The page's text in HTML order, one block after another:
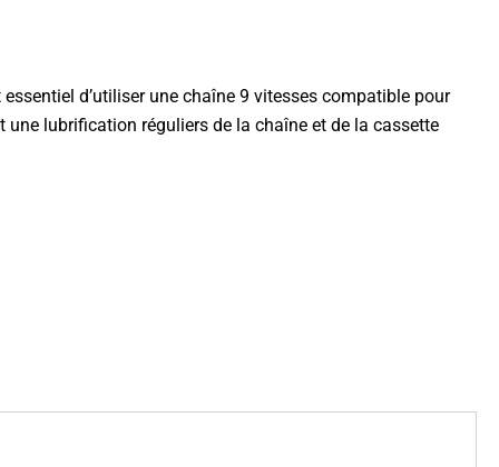
d’utiliser une chaîne 9 vitesses compatible pour
lubrification réguliers de la chaîne et de la cassette